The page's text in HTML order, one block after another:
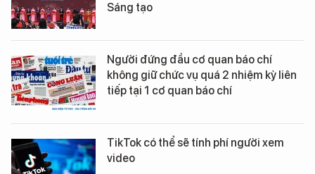
Sáng tạo
Người đứng đầu cơ quan báo chí
không giữ chức vụ quá 2 nhiệm kỳ liên
tiếp tại 1 cơ quan báo chí
TikTok có thể sẽ tính phí người xem
video